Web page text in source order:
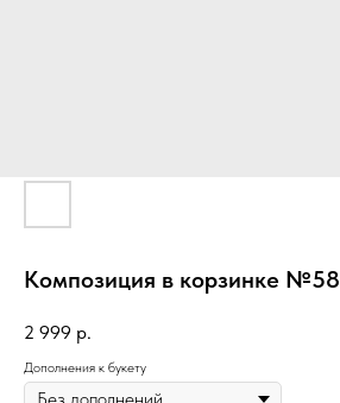
Композиция в корзинке №58
2 999 р.
Дополнения к букету